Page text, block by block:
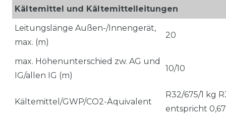
Kältemittel und Kältemittelleitungen
Leitungslänge Außen-/Innengerät,
max. (m)
20
max. Höhenunterschied zw. AG und
IG/allen IG (m)
10/10
Kältemittel/GWP/CO2-Äquivalent
R32/675/1 kg
entspricht